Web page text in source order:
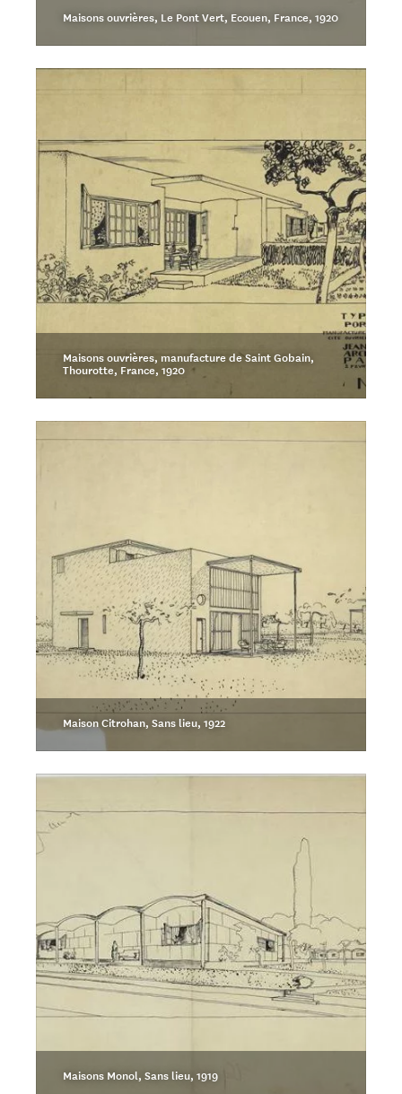
Maisons ouvrières, Le Pont Vert, Ecouen, France, 1920
Maisons ouvrières, manufacture de Saint Gobain,
Thourotte, France, 1920
Maison Citrohan, Sans lieu, 1922
Maisons Monol, Sans lieu, 1919